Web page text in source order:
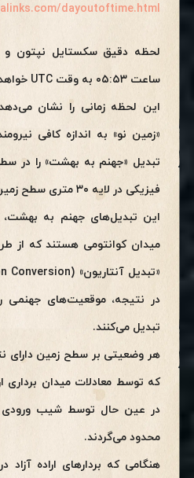
dayoutoftime.html
ساعت ۰۵:۵۳ به وقت UTC خواهد بود.
این لحظه زمانی را نشان
«زمین نو» به اندازه کافی
تبدیل «جهنم به بهشت» را در
فیزیکی در لایه ۳۰ متری سطح زمین آغاز کند.
این تبدیل‌های جهنم به بهشت،
در نتیجه، موقعیت‌های جهنمی
تبدیل می‌کنند.
هر وضعیتی بر سطح زمین دارای
که توسط معادلات میدان برداری
در عین حال توسط شیب ورودی
محدود می‌گردند.